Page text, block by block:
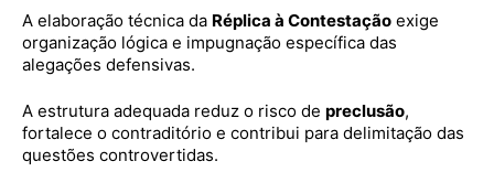
A elaboração técnica da Réplica à Contestação exige
organização lógica e impugnação específica das
alegações defensivas.
A estrutura adequada reduz o risco de preclusão,
fortalece o contraditório e contribui para delimitação das
questões controvertidas.